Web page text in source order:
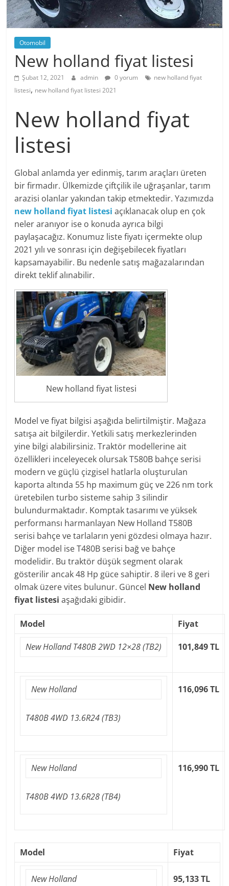
Otomobil
New holland fiyat listesi
Şubat 12, 2021 admin 0 yorum
new holland fiyat
listesi, new holland fiyat listesi 2021
New holland fiyat
listesi
Global anlamda yer edinmiş, tarım araçları üreten
bir firmadır. Ülkemizde çiftçilik ile uğraşanlar, tarım
arazisi olanlar yakından takip etmektedir. Yazımızda
new holland fiyat listesi açıklanacak olup en çok
neler aranıyor ise o konuda ayrıca bilgi
paylaşacağız. Konumuz liste fiyatı içermekte olup
2021 yılı ve sonrası için değişebilecek fiyatları
kapsamayabilir. Bu nedenle satış mağazalarından
direkt teklif alınabilir.
New holland fiyat listesi
Model ve fiyat bilgisi aşağıda belirtilmiştir. Mağaza
satışa ait bilgilerdir. Yetkili satış merkezlerinden
yine bilgi alabilirsiniz. Traktör modellerine ait
özellikleri inceleyecek olursak T580B bahçe serisi
modern ve güçlü çizgisel hatlarla oluşturulan
kaporta altında 55 hp maximum güç ve 226 nm tork
üretebilen turbo sisteme sahip 3 silindir
bulundurmaktadır. Komptak tasarımı ve yüksek
performansı harmanlayan New Holland T580B
serisi bahçe ve tarlaların yeni gözdesi olmaya hazır.
Diğer model ise T480B serisi bağ ve bahçe
modelidir. Bu traktör düşük segment olarak
gösterilir ancak 48 Hp güce sahiptir. 8 ileri ve 8 geri
olmak üzere vites bulunur. Güncel New holland
fiyat listesi aşağıdaki gibidir.
Model Fiyat
New Holland T480B 2WD 12×28 (TB2) 101,849 TL
New Holland
T480B 4WD 13.6R24 (TB3)
116,096 TL
New Holland
T480B 4WD 13.6R28 (TB4)
116,990 TL
Model Fiyat
New Holland 95,133 TL